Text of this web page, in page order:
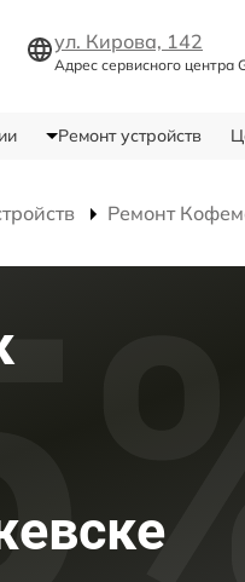
ул. Кирова, 142
Адрес сервисного центра
Ремонт устройств
Ремонт